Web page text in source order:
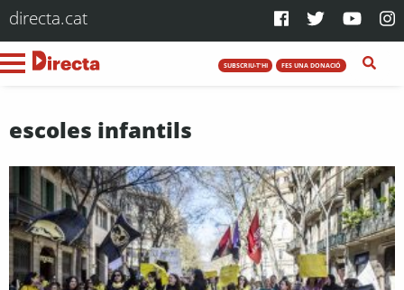
directa.cat
SUBSCRIU-T'HI FES UNA DONACIÓ
escoles infantils